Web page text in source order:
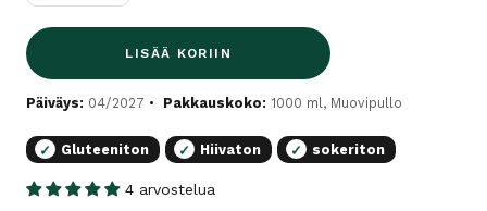
LISÄÄ KORIIN
Päiväys: 04/2027 Pakkauskoko: 1000 ml, Muovipullo
✓ Gluteeniton ✓ Hiivaton ✓ sokeriton
4 arvostelua